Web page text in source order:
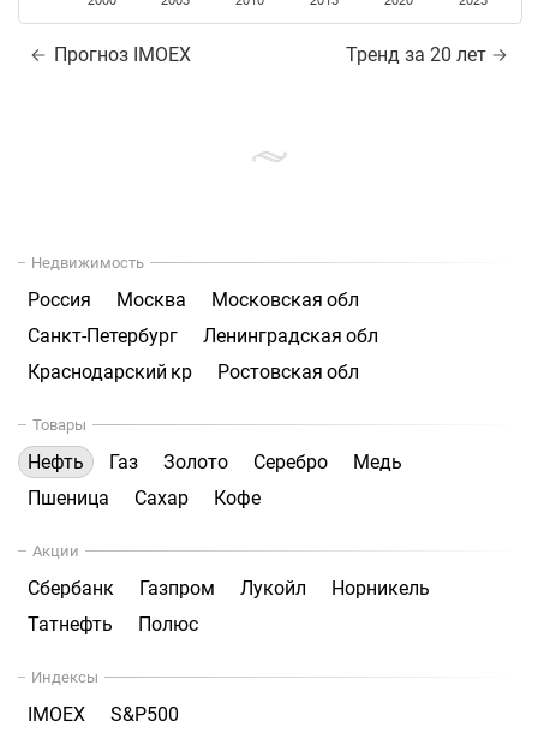
Прогноз IMOEX Тренд за 20 лет
Недвижимость
Россия Москва
Московская обл
Санкт-Петербург
Ленинградская обл
Краснодарский кр
Ростовская обл
Товары
Нефть Газ Золото Серебро
Медь
Пшеница
Сахар Кофе
Акции
Сбербанк Газпром Лукойл
Норникель
Татнефть
Полюс
Индексы
IMOEX S&P500